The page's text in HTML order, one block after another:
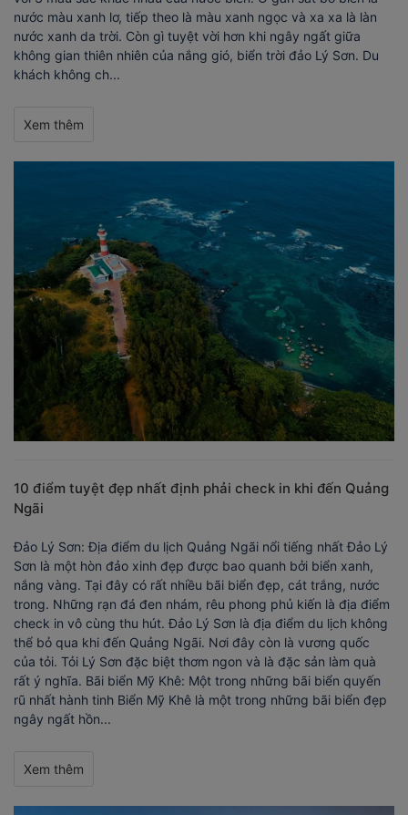
nước màu xanh lơ, tiếp theo là màu xanh ngọc và xa xa là làn
nước xanh da trời. Còn gì tuyệt vời hơn khi ngây ngất giữa
không gian thiên nhiên của nắng gió, biển trời đảo Lý Sơn. Du
khách không ch...
Xem thêm
10 điểm tuyệt đẹp nhất định phải check in khi đến Quảng
Ngãi
Đảo Lý Sơn: Địa điểm du lịch Quảng Ngãi nổi tiếng nhất Đảo Lý
Sơn là một hòn đảo xinh đẹp được bao quanh bởi biển xanh,
nắng vàng. Tại đây có rất nhiều bãi biển đẹp, cát trắng, nước
trong. Những rạn đá đen nhám, rêu phong phủ kiến là địa điểm
check in vô cùng thu hút. Đảo Lý Sơn là địa điểm du lịch không
thể bỏ qua khi đến Quảng Ngãi. Nơi đây còn là vương quốc
của tỏi. Tỏi Lý Sơn đặc biệt thơm ngon và là đặc sản làm quà
rất ý nghĩa. Bãi biển Mỹ Khê: Một trong những bãi biển quyến
rũ nhất hành tinh Biển Mỹ Khê là một trong những bãi biển đẹp
ngây ngất hồn...
Xem thêm